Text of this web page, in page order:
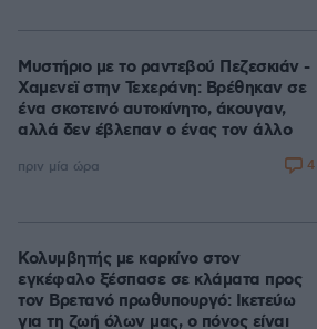
Μυστήριο με το ραντεβού Πεζεσκιάν -
Χαμενεϊ στην Τεχεράνη: Βρέθηκαν σε
ένα σκοτεινό αυτοκίνητο, άκουγαν,
αλλά δεν έβλεπαν ο ένας τον άλλο
πριν μία ώρα 4
Κολυμβητής με καρκίνο στον
εγκέφαλο ξέσπασε σε κλάματα προς
τον Βρετανό πρωθυπουργό: Ικετεύω
για τη ζωή όλων μας, ο πόνος είναι